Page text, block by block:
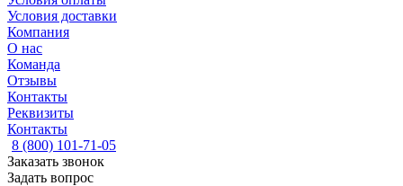
Условия доставки
Компания
О нас
Команда
Отзывы
Контакты
Реквизиты
Контакты
8 (800) 101-71-05
Заказать звонок
Задать вопрос